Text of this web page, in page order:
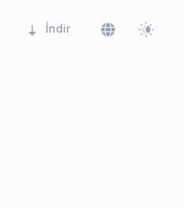
İndir